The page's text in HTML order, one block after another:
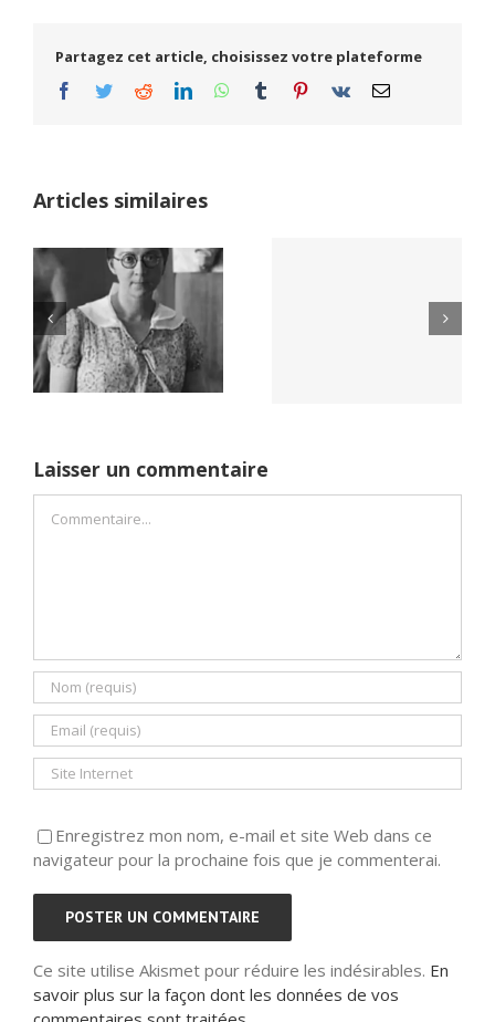
Partagez cet article, choisissez votre plateforme
Facebook
TwitterRedditLinkedInWhatsApp
Tumblr Pinterest
Vk Email
Articles similaires
Netflix Field of
Dreams (1989)
Yaïr Golan : une
Laisser un commentaire
Enregistrez mon nom, e-mail et site Web dans ce
navigateur pour la prochaine fois que je commenterai.
Ce site utilise Akismet pour réduire les indésirables. En
savoir plus sur la façon dont les données de vos